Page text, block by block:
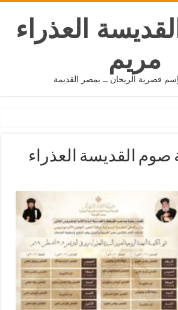
العذراء
مريم
قصرية الريحان ــ بمصر القديمة
صوم القديسة العذراء